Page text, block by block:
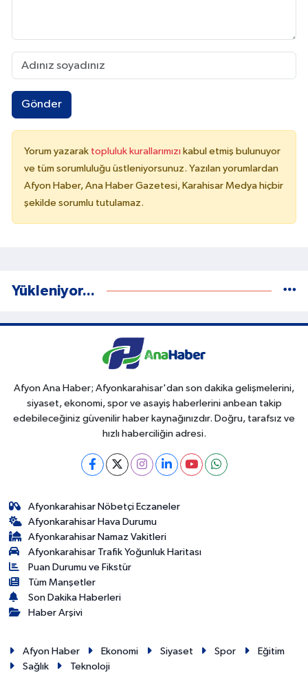
Gönder
Yorum yazarak topluluk kurallarımızı kabul etmiş bulunuyor
ve tüm sorumluluğu üstleniyorsunuz. Yazılan yorumlardan
Afyon Haber, Ana Haber Gazetesi, Karahisar Medya hiçbir
şekilde sorumlu tutulamaz.
Yükleniyor...
Afyon Ana Haber; Afyonkarahisar'dan son dakika gelişmelerini,
siyaset, ekonomi, spor ve asayiş haberlerini anbean takip
edebileceğiniz güvenilir haber kaynağınızdır. Doğru, tarafsız ve
hızlı haberciliğin adresi.
Afyonkarahisar Nöbetçi Eczaneler
Afyonkarahisar Hava Durumu
Afyonkarahisar Namaz Vakitleri
Afyonkarahisar Trafik Yoğunluk Haritası
Puan Durumu ve Fikstür
Tüm Manşetler
Son Dakika Haberleri
Haber Arşivi
Afyon Haber Ekonomi Siyaset Spor
Eğitim
Sağlık
Teknoloji